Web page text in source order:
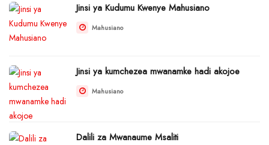
Jinsi ya Kudumu Kwenye Mahusiano
Mahusiano
Jinsi ya kumchezea mwanamke hadi akojoe
Mahusiano
Dalili za Mwanaume Msaliti